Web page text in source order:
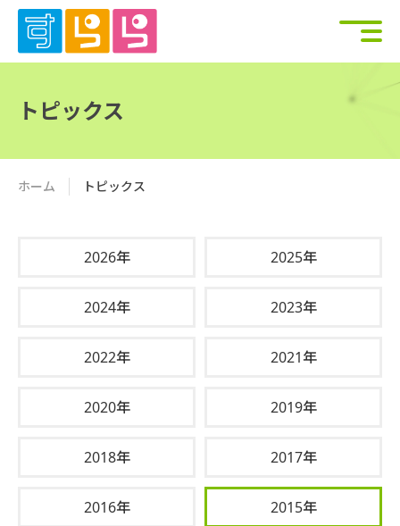
トピックス
ホーム トピックス
2026年 2025年
2024年 2023年
2022年 2021年
2020年 2019年
2018年 2017年
2016年 2015年